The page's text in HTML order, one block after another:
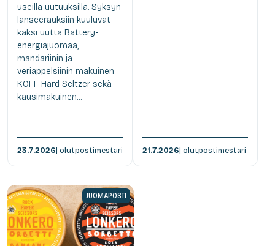
useilla uutuuksilla. Syksyn
lanseerauksiin kuuluvat
kaksi uutta Battery-
energiajuomaa,
mandariinin ja
veriappelsiinin makuinen
KOFF Hard Seltzer sekä
kausimakuinen...
23.7.2026| olutpostimestari 21.7.2026| olutpostimestari
JUOMAPOSTI